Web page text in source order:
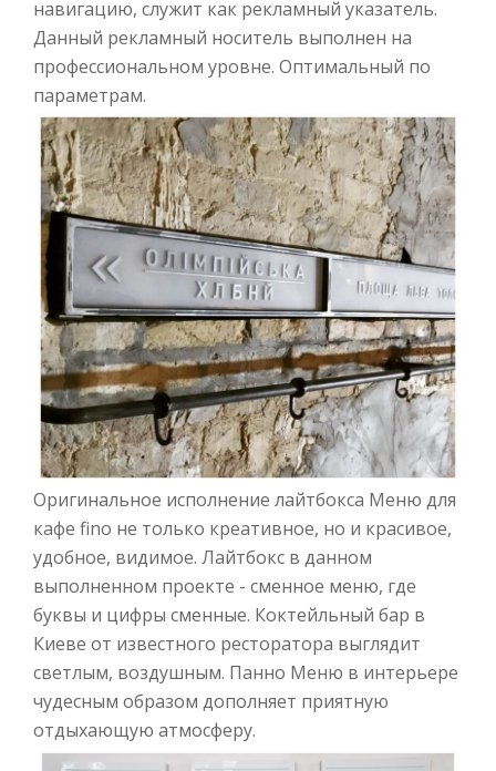
навигацию, служит как рекламный указатель.
Данный рекламный носитель выполнен на
профессиональном уровне. Оптимальный по
параметрам.
Оригинальное исполнение лайтбокса Меню для
кафе fino не только креативное, но и красивое,
удобное, видимое. Лайтбокс в данном
выполненном проекте - сменное меню, где
буквы и цифры сменные. Коктейльный бар в
Киеве от известного ресторатора выглядит
светлым, воздушным. Панно Меню в интерьере
чудесным образом дополняет приятную
отдыхающую атмосферу.